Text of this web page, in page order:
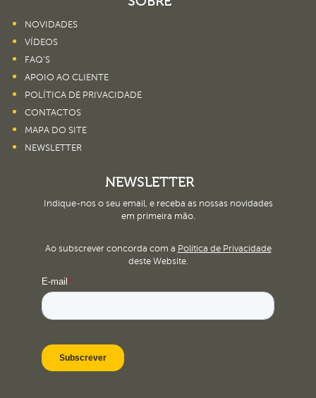
NOVIDADES
VÍDEOS
FAQ’S
APOIO AO CLIENTE
POLÍTICA DE PRIVACIDADE
CONTACTOS
MAPA DO SITE
NEWSLETTER
NEWSLETTER
Indique-nos o seu email, e receba as nossas novidades
em primeira mão.
Ao subscrever concorda com a Política de Privacidade
deste Website.